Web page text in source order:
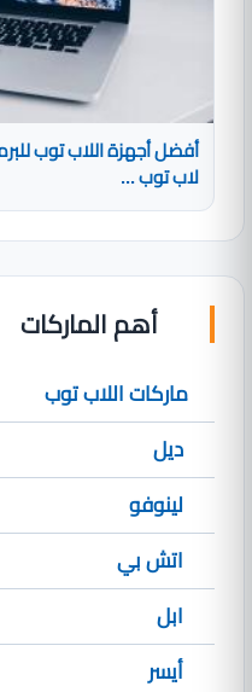
لاب توب ...
أهم الماركات
ماركات اللاب توب
ديل
لينوفو
اتش بي
ابل
أيسر